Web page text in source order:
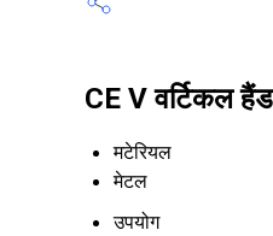
CE V वर्टिकल
मटेरियल
मेटल
उपयोग